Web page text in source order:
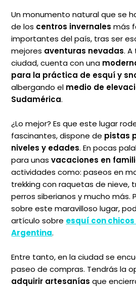
Un monumento natural que se
de los centros invernales más
importantes del país, tras ser
mejores aventuras nevadas. A
ciudad, cuenta con una
para la práctica de esquí y
albergando el medio de
Sudamérica.
¿Lo mejor? Es que este lugar
fascinantes, dispone de pistas
niveles y edades. En pocas
para unasvacaciones en
actividades como: paseos en
trekking con raquetas de nieve,
perros siberianos y mucho más.
sobre este maravilloso lugar,
artículo sobre esquí con
Argentina.
Entre tanto, en la ciudad se
paseo de compras. Tendrás la
adquirir artesanías que